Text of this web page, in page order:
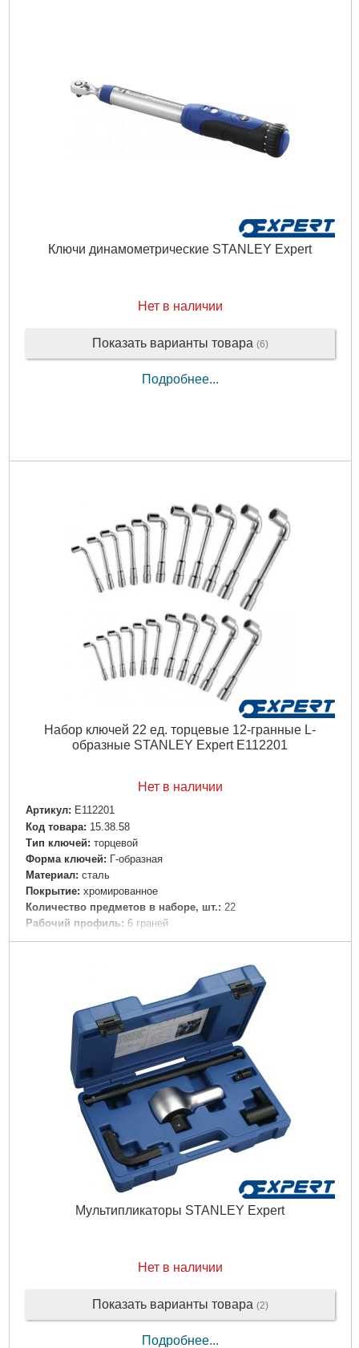
Ключи динамометрические STANLEY Expert
Нет в наличии
Показать варианты товара (6)
Подробнее...
Набор ключей 22 ед. торцевые 12-гранные L-
образные STANLEY Expert E112201
Нет в наличии
Артикул: E112201
Код товара: 15.38.58
Тип ключей: торцевой
Форма ключей: Г-образная
Материал: сталь
Покрытие: хромированное
Количество предметов в наборе, шт.: 22
Рабочий профиль: 6 граней
Набор/предмет собран в: картонную коробку
16 мм, 17 мм, 18 мм, 19 мм, 20 мм, 21 мм, 22 мм, 23 мм, 24
мм, 27 мм, 30 мм, 32 мм, 6 мм, 7 мм, 8 мм
Габариты упаковки:
440x200x80 мм
Вес брутто:
10,550 г
Подробнее...
Мультипликаторы STANLEY Expert
Нет в наличии
Показать варианты товара (2)
Подробнее...